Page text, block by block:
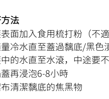
法
面加入食用梳打粉（不
冷水直至蓋過黐底/黑色
的水直至水滾，中途要
再浸泡6-8小時
清潔黐底的焦黑物